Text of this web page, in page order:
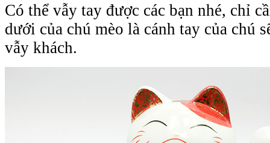
Có thể vẫy tay được các bạn nhé, chỉ
dưới của chú mèo là cánh tay của chú
vẫy khách.